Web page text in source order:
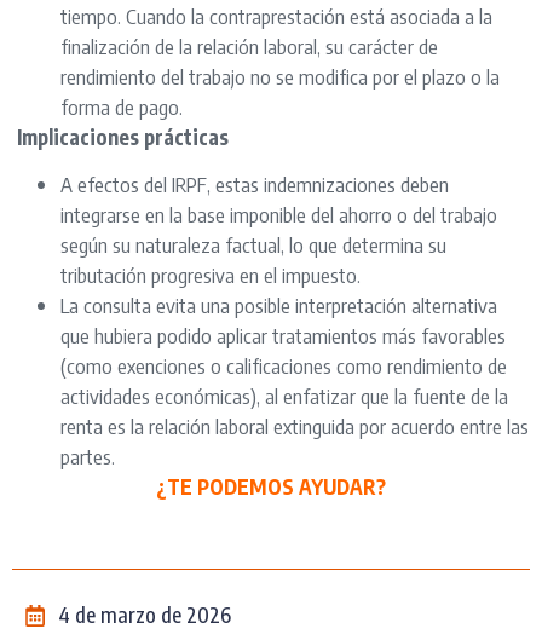
tiempo. Cuando la contraprestación está asociada a la
finalización de la relación laboral, su carácter de
rendimiento del trabajo no se modifica por el plazo o la
forma de pago.
Implicaciones prácticas
A efectos del IRPF, estas indemnizaciones deben
integrarse en la base imponible del ahorro o del trabajo
según su naturaleza factual, lo que determina su
tributación progresiva en el impuesto.
La consulta evita una posible interpretación alternativa
que hubiera podido aplicar tratamientos más favorables
(como exenciones o calificaciones como rendimiento de
actividades económicas), al enfatizar que la fuente de la
renta es la relación laboral extinguida por acuerdo entre las
partes.
¿TE PODEMOS AYUDAR?
4 de marzo de 2026